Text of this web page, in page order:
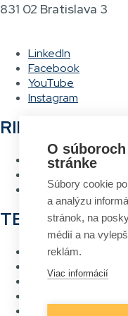
831 02 Bratislava 3
LinkedIn
Facebook
YouTube
Instagram
RIEŠENIA
Hlasové
Systém návrhu a
TECHNOLÓGIE
RFID
Čiarový kód
Bezdrôtové siete
O
stránke
Súbory cookie
a analýzu
stránok, na
médií a na
reklám.
Viac informácií